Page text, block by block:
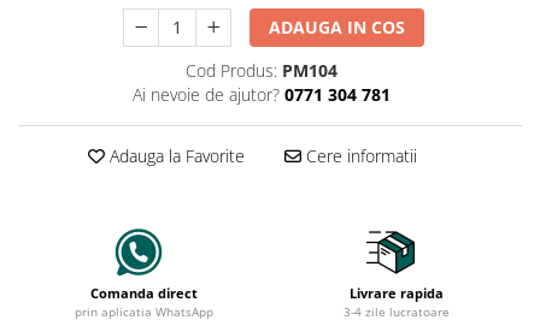
ADAUGA IN COS
Cod Produs: PM104
Ai nevoie de ajutor? 0771 304 781
Adauga la Favorite Cere informatii
Comanda direct
prin aplicatia WhatsApp
Livrare rapida
3-4 zile lucratoare